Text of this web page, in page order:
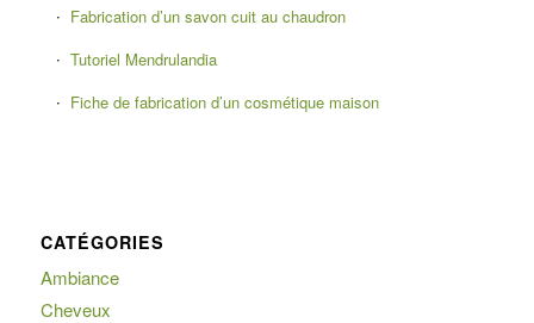
Fabrication d’un savon cuit au chaudron
Tutoriel Mendrulandia
Fiche de fabrication d’un cosmétique maison
CATÉGORIES
Ambiance
Cheveux